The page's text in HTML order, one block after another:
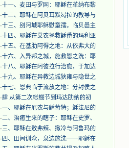
·十一、麦田与罗网：耶稣在革纳布黎
·十二、耶稣在阿贝耳默曷拉的教导与
·十三、别阿城耶稣慰童孺，临贝邑主
·十四、耶稣在艾农拯救稣番的玛利亚
·十五、在基肋阿得之地：从依弗大的
·十六、入异邦之城，施救恩之洗：耶
·十八、耶稣在阿彼拉行治愈，于加达
·十九、耶稣在异教边城狄雍与隐世之
·十七、恩典临于流放之地：分封侯之
·肆 从第二次帐棚节到玛达肋纳的初
·一、耶稣在厄农与稣苛特；稣法尼的
·二、治癒生来的瞎子：耶稣在史罗、
·三、耶稣在敖弗辣、撒冷与阿鲁玛的
· 四、田间训众，泉边施洗——耶稣在